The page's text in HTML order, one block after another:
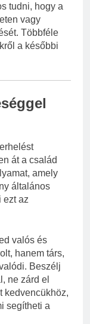
tudni, hogy a
vagy
Többféle
a későbbi
át a család
amely
általános
ezt az
valós és
hanem társ,
Beszélj
ne zárd el
kedvencükhöz,
segítheti a